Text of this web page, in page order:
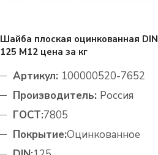
Шайба плоская оцинкованная DIN
125 М12 цена за кг
Артикул: 100000520-7652
Производитель: Россия
ГОСТ:7805
Покрытие:Оцинкованное